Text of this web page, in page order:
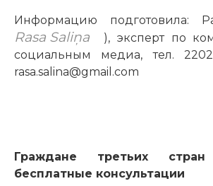
Информацию подготовила:
Rasa Saliņa
), эксперт по
социальным медиа, тел.
rasa.salina@gmail.com
Граждане третьих стран
бесплатные консультации